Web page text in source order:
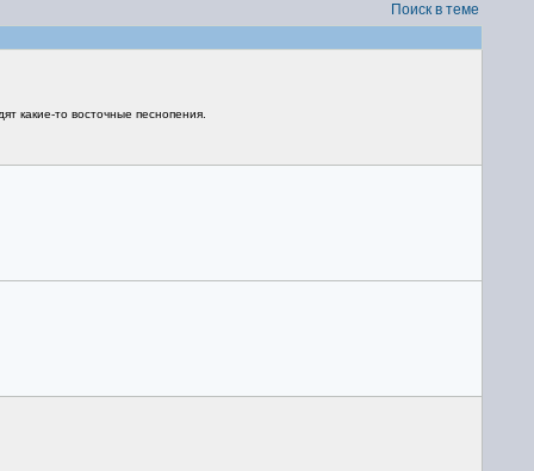
Поиск в теме
какие-то восточные песнопения.